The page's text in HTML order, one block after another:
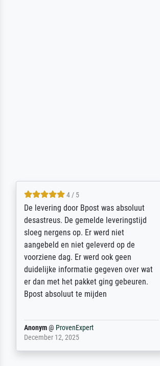
5 / 5
Sehr gute Qualität des Leinwanddrucks
und des Rahmens! Unser Bild wurde
sehr sorgfältig und sicher verpackt, so
dass es unbeschadet bei uns ankam. Es
wird nicht unser letzter Meisterdruck
sein. Vielen Dank!
Reinhold,@ProvenExpert
April 22, 2026